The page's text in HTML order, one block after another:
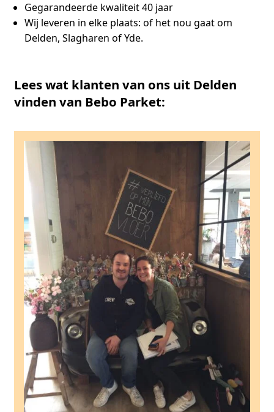
Gegarandeerde kwaliteit 40 jaar
Wij leveren in elke plaats: of het nou gaat om
Delden, Slagharen of Yde.
Lees wat klanten van ons uit Delden
vinden van Bebo Parket: